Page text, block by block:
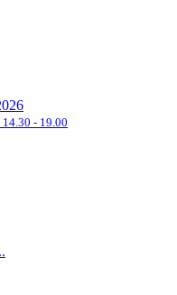
14.30 - 19.00